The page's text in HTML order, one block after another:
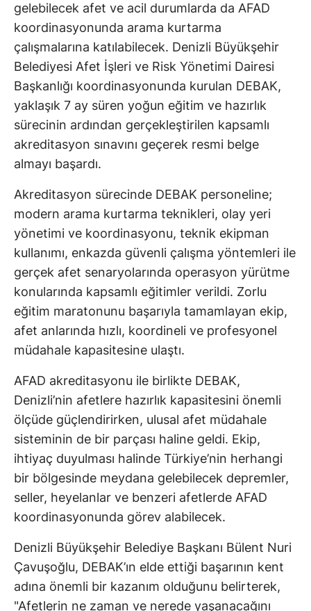
gelebilecek afet ve acil durumlarda da AFAD
koordinasyonunda arama kurtarma
çalışmalarına katılabilecek. Denizli Büyükşehir
Belediyesi Afet İşleri ve Risk Yönetimi Dairesi
Başkanlığı koordinasyonunda kurulan DEBAK,
yaklaşık 7 ay süren yoğun eğitim ve hazırlık
sürecinin ardından gerçekleştirilen kapsamlı
akreditasyon sınavını geçerek resmi belge
almayı başardı.
Akreditasyon sürecinde DEBAK personeline;
modern arama kurtarma teknikleri, olay yeri
yönetimi ve koordinasyonu, teknik ekipman
kullanımı, enkazda güvenli çalışma yöntemleri ile
gerçek afet senaryolarında operasyon yürütme
konularında kapsamlı eğitimler verildi. Zorlu
eğitim maratonunu başarıyla tamamlayan ekip,
afet anlarında hızlı, koordineli ve profesyonel
müdahale kapasitesine ulaştı.
AFAD akreditasyonu ile birlikte DEBAK,
Denizli’nin afetlere hazırlık kapasitesini önemli
ölçüde güçlendirirken, ulusal afet müdahale
sisteminin de bir parçası haline geldi. Ekip,
ihtiyaç duyulması halinde Türkiye’nin herhangi
bir bölgesinde meydana gelebilecek depremler,
seller, heyelanlar ve benzeri afetlerde AFAD
koordinasyonunda görev alabilecek.
Denizli Büyükşehir Belediye Başkanı Bülent Nuri
Çavuşoğlu, DEBAK’ın elde ettiği başarının kent
adına önemli bir kazanım olduğunu belirterek,
"Afetlerin ne zaman ve nerede yaşanacağını